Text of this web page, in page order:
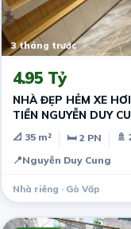
3 tháng trước
4.95 Tỷ
NHÀ ĐẸP HẺM XE
TIỀN NGUYỄN DUY
📐 35 m² 🛏 2 PN
🚿
📍Nguyễn Duy Cung
Nhà riêng · Gò Vấp